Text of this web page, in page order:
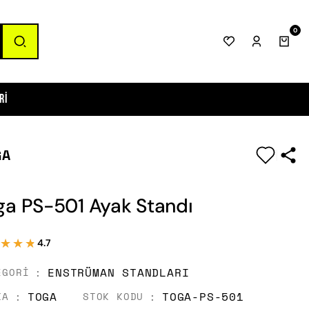
0
PS-501 Ayak Standı
4.7
ENSTRÜMAN STANDLARI
TOGA STOK KODU TOGA-PS-501